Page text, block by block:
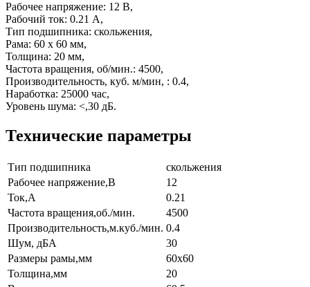
Рабочее напряжение: 12 В,
Рабочий ток: 0.21 А,
Тип подшипника: скольжения,
Рама: 60 х 60 мм,
Толщина: 20 мм,
Частота вращения, об/мин.: 4500,
Производительность, куб. м/мин, : 0.4,
Наработка: 25000 час,
Уровень шума: <,30 дБ.
Технические параметры
Тип подшипника
скольжения
Рабочее напряжение,В
12
Ток,А
0.21
Частота вращения,об./мин.
4500
Производительность,м.куб./мин. 0.4
Шум, дБA
30
Размеры рамы,мм
60x60
Толщина,мм
20